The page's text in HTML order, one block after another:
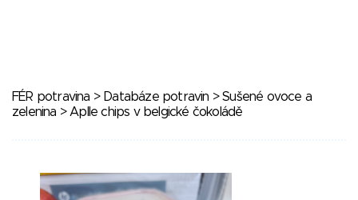
FÉR potravina > Databáze potravin >Sušené ovoce a
zelenina > Aplle chips v belgické čokoládě